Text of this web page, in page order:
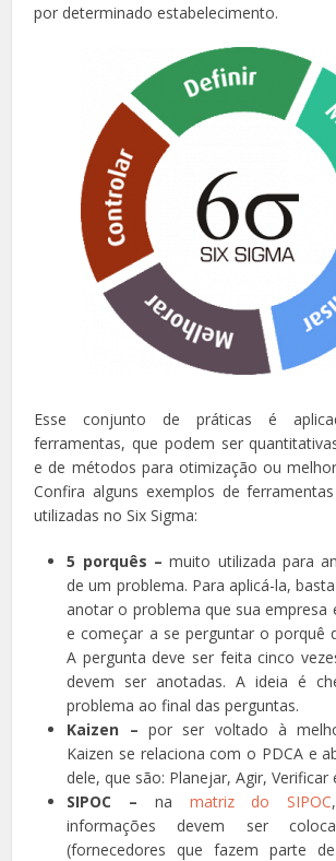
por determinado estabelecimento.
Esse conjunto de práticas é
ferramentas, que podem ser
e de métodos para otimização ou
Confira alguns exemplos de
utilizadas no Six Sigma:
5 porquês –muito utilizada para
de um problema. Para aplicá-la,
anotar o problema que sua empresa
e começar a se perguntar o porquê
A pergunta deve ser feita cinco
devem ser anotadas. A ideia é
problema ao final das perguntas.
Kaizen – por ser voltado à
Kaizen se relaciona com o PDCA e
dele, que são: Planejar, Agir, Verificar
SIPOC – na matriz do SIPOC
informações devem ser
(fornecedores que fazem parte